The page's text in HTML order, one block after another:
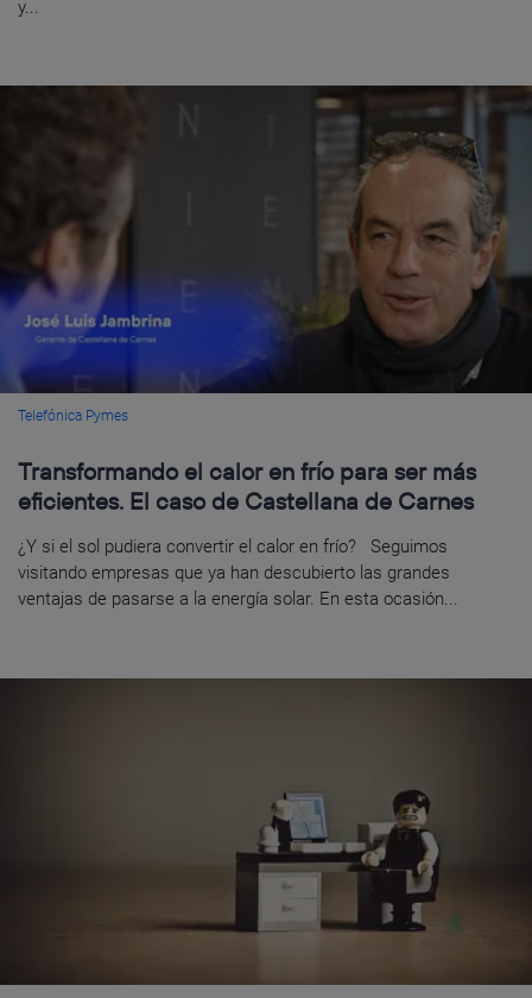
y...
Telefónica Pymes
Transformando el calor en frío para ser más
eficientes. El caso de Castellana de Carnes
¿Y si el sol pudiera convertir el calor en frío? Seguimos
visitando empresas que ya han descubierto las grandes
ventajas de pasarse a la energía solar. En esta ocasión...